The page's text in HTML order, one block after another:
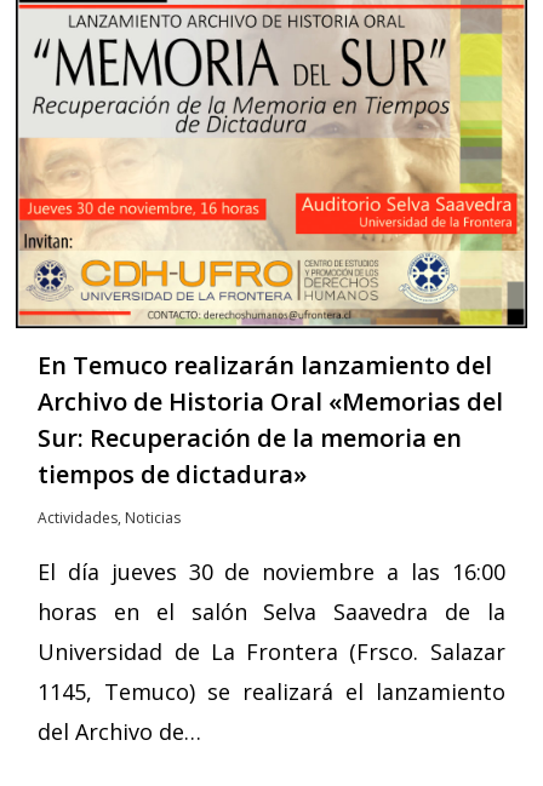
En Temuco realizarán lanzamiento del
Archivo de Historia Oral «Memorias del
Sur: Recuperación de la memoria en
tiempos de dictadura»
Actividades, Noticias
El día jueves 30 de noviembre a las 16:00
horas en el salón Selva Saavedra de la
Universidad de La Frontera (Frsco. Salazar
1145, Temuco) se realizará el lanzamiento
del Archivo de…